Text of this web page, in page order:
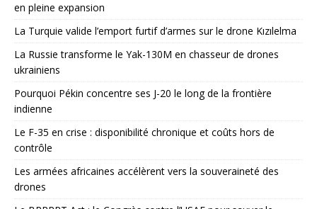
en pleine expansion
La Turquie valide l’emport furtif d’armes sur le drone Kızılelma
La Russie transforme le Yak-130M en chasseur de drones
ukrainiens
Pourquoi Pékin concentre ses J-20 le long de la frontière
indienne
Le F-35 en crise : disponibilité chronique et coûts hors de
contrôle
Les armées africaines accélèrent vers la souveraineté des
drones